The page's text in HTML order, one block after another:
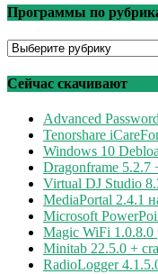
Программы по
Программы
рубрикам
Сейчас скачивают
Advanced
Tenorshare
Windows 10
Dragonframe 5.2.7
Virtual DJ Studio
MediaPortal 2.4.1
Microsoft
Magic WiFi 1.0.8.0
Minitab 22.5.0 +
RadioLogger